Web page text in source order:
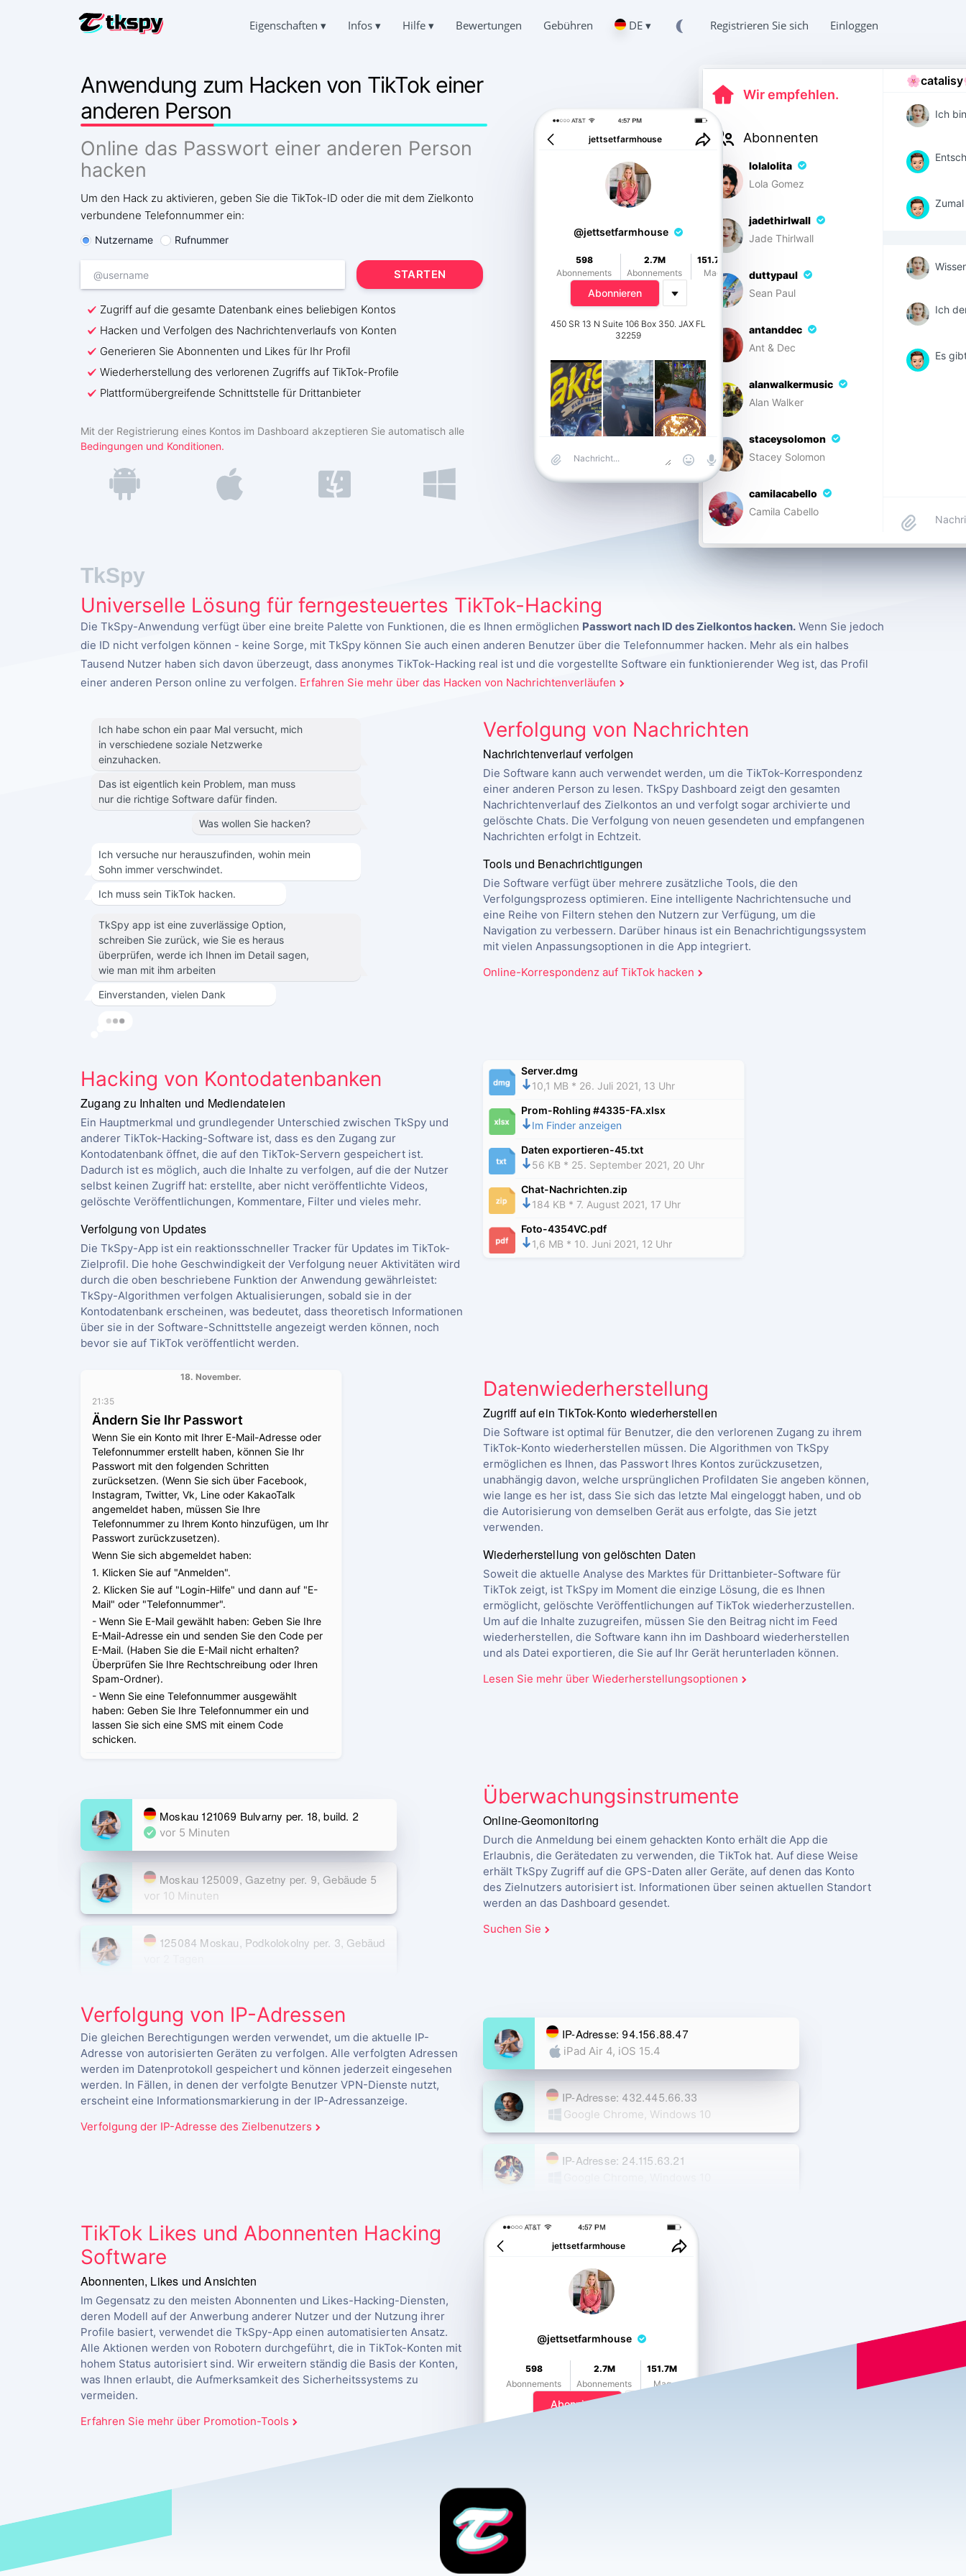
Eigenschaften ▾ Infos ▾ Hilfe ▾ Bewertungen Gebühren DE ▾ Registrieren Sie sich Einloggen
Lesen Sie die Korrespondenz anderer Leute
Gelöschten Chat online wiederherstellen
STANDORT AUF TIKTOK VERFOLGEN
TIKTOK VERFOLGEN
Häufig gestellte Fragen
Immer online und gerne bereit zu antworten
TESTIMONIALS
DATENSCHUTZ
NUTZUNGSBEDINGUNGEN
COOKIES-POLITIK
EIGENSCHAFTEN
So findest du heraus, wer auf deine TikTok-Seite zugreift
Wie man ein gestohlenes TikTok-Konto zurückbekommt
Español
中文
日本
Хинди हिन्दी
Anwendung zum Hacken von TikTok einer
anderen Person
Online das Passwort einer anderen Person
hacken
Um den Hack zu aktivieren, geben Sie die TikTok-ID oder die mit dem Zielkonto
verbundene Telefonnummer ein:
Nutzername Rufnummer
STARTEN
Zugriff auf die gesamte Datenbank eines beliebigen Kontos
Hacken und Verfolgen des Nachrichtenverlaufs von Konten
Generieren Sie Abonnenten und Likes für Ihr Profil
Wiederherstellung des verlorenen Zugriffs auf TikTok-Profile
Plattformübergreifende Schnittstelle für Drittanbieter
Mit der Registrierung eines Kontos im Dashboard akzeptieren Sie automatisch alle
Bedingungen und Konditionen.
Wir empfehlen.
Abonnenten
lolalolita
Lola Gomez
jadethirlwall
Jade Thirlwall
duttypaul
Sean Paul
antanddec
Ant & Dec
alanwalkermusic
Alan Walker
staceysolomon
Stacey Solomon
camilacabello
Camila Cabello
Ich
Ich
Es
jettsetfarmhouse
@jettsetfarmhouse
598
Abonnements
2.7M
Abonnements
151.7M
Mag
Abonnieren
450 SR 13 N Suite 106 Box 350. JAX FL
32259
TkSpy
Universelle Lösung für ferngesteuertes TikTok-Hacking
Die TkSpy-Anwendung verfügt über eine breite Palette von Funktionen, die es Ihnen ermöglichen Passwort nach ID des Zielkontos hacken. Wenn Sie jedoch
die ID nicht verfolgen können - keine Sorge, mit TkSpy können Sie auch einen anderen Benutzer über die Telefonnummer hacken. Mehr als ein halbes
Tausend Nutzer haben sich davon überzeugt, dass anonymes TikTok-Hacking real ist und die vorgestellte Software ein funktionierender Weg ist, das Profil
einer anderen Person online zu verfolgen. Erfahren Sie mehr über das Hacken von Nachrichtenverläufen
Ich habe schon ein paar Mal versucht, mich
in verschiedene soziale Netzwerke
einzuhacken.
Das ist eigentlich kein Problem, man muss
nur die richtige Software dafür finden.
Was wollen Sie hacken?
Ich versuche nur herauszufinden, wohin mein
Sohn immer verschwindet.
Ich muss sein TikTok hacken.
TkSpy app ist eine zuverlässige Option,
schreiben Sie zurück, wie Sie es heraus
überprüfen, werde ich Ihnen im Detail sagen,
wie man mit ihm arbeiten
Einverstanden, vielen Dank
Verfolgung von Nachrichten
Nachrichtenverlauf verfolgen
Die Software kann auch verwendet werden, um die TikTok-Korrespondenz
einer anderen Person zu lesen. TkSpy Dashboard zeigt den gesamten
Nachrichtenverlauf des Zielkontos an und verfolgt sogar archivierte und
gelöschte Chats. Die Verfolgung von neuen gesendeten und empfangenen
Nachrichten erfolgt in Echtzeit.
Tools und Benachrichtigungen
Die Software verfügt über mehrere zusätzliche Tools, die den
Verfolgungsprozess optimieren. Eine intelligente Nachrichtensuche und
eine Reihe von Filtern stehen den Nutzern zur Verfügung, um die
Navigation zu verbessern. Darüber hinaus ist ein Benachrichtigungssystem
mit vielen Anpassungsoptionen in die App integriert.
Online-Korrespondenz auf TikTok hacken
Hacking von Kontodatenbanken
Zugang zu Inhalten und Mediendateien
Ein Hauptmerkmal und grundlegender Unterschied zwischen TkSpy und
anderer TikTok-Hacking-Software ist, dass es den Zugang zur
Kontodatenbank öffnet, die auf den TikTok-Servern gespeichert ist.
Dadurch ist es möglich, auch die Inhalte zu verfolgen, auf die der Nutzer
selbst keinen Zugriff hat: erstellte, aber nicht veröffentlichte Videos,
gelöschte Veröffentlichungen, Kommentare, Filter und vieles mehr.
Verfolgung von Updates
Die TkSpy-App ist ein reaktionsschneller Tracker für Updates im TikTok-
Zielprofil. Die hohe Geschwindigkeit der Verfolgung neuer Aktivitäten wird
durch die oben beschriebene Funktion der Anwendung gewährleistet:
TkSpy-Algorithmen verfolgen Aktualisierungen, sobald sie in der
Kontodatenbank erscheinen, was bedeutet, dass theoretisch Informationen
über sie in der Software-Schnittstelle angezeigt werden können, noch
bevor sie auf TikTok veröffentlicht werden.
Server.dmg
10,1 MB * 26. Juli 2021, 13 Uhr
Prom-Rohling #4335-FA.xlsx
Im Finder anzeigen
Daten exportieren-45.txt
56 KB * 25. September 2021, 20 Uhr
Chat-Nachrichten.zip
184 KB * 7. August 2021, 17 Uhr
Foto-4354VC.pdf
1,6 MB * 10. Juni 2021, 12 Uhr
18. November.
21:35
Ändern Sie Ihr Passwort
Wenn Sie ein Konto mit Ihrer E-Mail-Adresse oder
Telefonnummer erstellt haben, können Sie Ihr
Passwort mit den folgenden Schritten
zurücksetzen. (Wenn Sie sich über Facebook,
Instagram, Twitter, Vk, Line oder KakaoTalk
angemeldet haben, müssen Sie Ihre
Telefonnummer zu Ihrem Konto hinzufügen, um Ihr
Passwort zurückzusetzen).
Wenn Sie sich abgemeldet haben:
1. Klicken Sie auf "Anmelden".
2. Klicken Sie auf "Login-Hilfe" und dann auf "E-
Mail" oder "Telefonnummer".
- Wenn Sie E-Mail gewählt haben: Geben Sie Ihre
E-Mail-Adresse ein und senden Sie den Code per
E-Mail. (Haben Sie die E-Mail nicht erhalten?
Überprüfen Sie Ihre Rechtschreibung oder Ihren
Spam-Ordner).
- Wenn Sie eine Telefonnummer ausgewählt
haben: Geben Sie Ihre Telefonnummer ein und
lassen Sie sich eine SMS mit einem Code
schicken.
Datenwiederherstellung
Zugriff auf ein TikTok-Konto wiederherstellen
Die Software ist optimal für Benutzer, die den verlorenen Zugang zu ihrem
TikTok-Konto wiederherstellen müssen. Die Algorithmen von TkSpy
ermöglichen es Ihnen, das Passwort Ihres Kontos zurückzusetzen,
unabhängig davon, welche ursprünglichen Profildaten Sie angeben können,
wie lange es her ist, dass Sie sich das letzte Mal eingeloggt haben, und ob
die Autorisierung von demselben Gerät aus erfolgte, das Sie jetzt
verwenden.
Wiederherstellung von gelöschten Daten
Soweit die aktuelle Analyse des Marktes für Drittanbieter-Software für
TikTok zeigt, ist TkSpy im Moment die einzige Lösung, die es Ihnen
ermöglicht, gelöschte Veröffentlichungen auf TikTok wiederherzustellen.
Um auf die Inhalte zuzugreifen, müssen Sie den Beitrag nicht im Feed
wiederherstellen, die Software kann ihn im Dashboard wiederherstellen
und als Datei exportieren, die Sie auf Ihr Gerät herunterladen können.
Lesen Sie mehr über Wiederherstellungsoptionen
Moskau 125009, Gazetny per. 9, Gebäude 5
vor 15 Tagen
Moskau 125009, Gazetny per. 9, Gebäude 5
vor 10 Minuten
125084 Moskau, Podkolokolny per. 3, Gebäude 1
Moskau 121069 Bulvarny per. 18, build. 2
vor 5 Minuten
Überwachungsinstrumente
Online-Geomonitoring
Durch die Anmeldung bei einem gehackten Konto erhält die App die
Erlaubnis, die Gerätedaten zu verwenden, die TikTok hat. Auf diese Weise
erhält TkSpy Zugriff auf die GPS-Daten aller Geräte, auf denen das Konto
des Zielnutzers autorisiert ist. Informationen über seinen aktuellen Standort
werden an das Dashboard gesendet.
Suchen Sie
Verfolgung von IP-Adressen
Die gleichen Berechtigungen werden verwendet, um die aktuelle IP-
Adresse von autorisierten Geräten zu verfolgen. Alle verfolgten Adressen
werden im Datenprotokoll gespeichert und können jederzeit eingesehen
werden. In Fällen, in denen der verfolgte Benutzer VPN-Dienste nutzt,
erscheint eine Informationsmarkierung in der IP-Adressanzeige.
Verfolgung der IP-Adresse des Zielbenutzers
Moskau 125009, Gazetny per. 9, Gebäude 5
vor 15 Tagen
IP-Adresse: 432.445.66.33
Google Chrome, Windows 10
IP-Adresse: 24.115.63.21
IP-Adresse: 94.156.88.47
iPad Air 4, iOS 15.4
TikTok Likes und Abonnenten Hacking
Software
Abonnenten, Likes und Ansichten
Im Gegensatz zu den meisten Abonnenten und Likes-Hacking-Diensten,
deren Modell auf der Anwerbung anderer Nutzer und der Nutzung ihrer
Profile basiert, verwendet die TkSpy-App einen automatisierten Ansatz.
Alle Aktionen werden von Robotern durchgeführt, die in TikTok-Konten mit
hohem Status autorisiert sind. Wir erweitern ständig die Basis der Konten,
was Ihnen erlaubt, die Aufmerksamkeit des Sicherheitssystems zu
vermeiden.
Erfahren Sie mehr über Promotion-Tools
jettsetfarmhouse
@jettsetfarmhouse
598
Abonnements
2.7M
Abonnements
151.7M
Mag
Abonnieren